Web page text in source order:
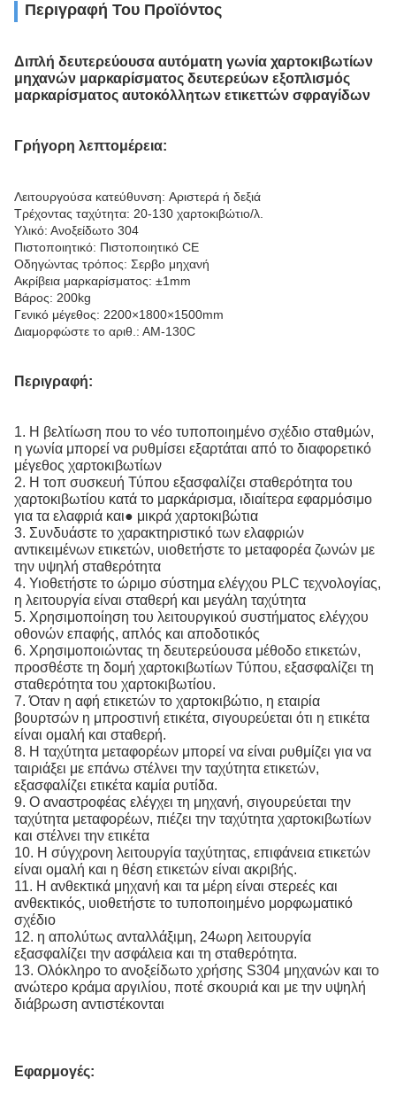
Περιγραφή Του Προϊόντος
Διπλή δευτερεύουσα αυτόματη γωνία χαρτοκιβωτίων
μηχανών μαρκαρίσματος δευτερεύων εξοπλισμός
μαρκαρίσματος αυτοκόλλητων ετικεττών σφραγίδων
Γρήγορη λεπτομέρεια:
Λειτουργούσα κατεύθυνση: Αριστερά ή δεξιά
Τρέχοντας ταχύτητα: 20-130 χαρτοκιβώτιο/λ.
Υλικό: Ανοξείδωτο 304
Πιστοποιητικό: Πιστοποιητικό CE
Οδηγώντας τρόπος: Σερβο μηχανή
Ακρίβεια μαρκαρίσματος: ±1mm
Βάρος: 200kg
Γενικό μέγεθος: 2200×1800×1500mm
Διαμορφώστε το αριθ.: ΑΜ-130C
Περιγραφή:
1. Η βελτίωση που το νέο τυποποιημένο σχέδιο σταθμών,
η γωνία μπορεί να ρυθμίσει εξαρτάται από το διαφορετικό
μέγεθος χαρτοκιβωτίων
2. Η τοπ συσκευή Τύπου εξασφαλίζει σταθερότητα του
χαρτοκιβωτίου κατά το μαρκάρισμα, ιδιαίτερα εφαρμόσιμο
για τα ελαφριά και● μικρά χαρτοκιβώτια
3. Συνδυάστε το χαρακτηριστικό των ελαφριών
αντικειμένων ετικετών, υιοθετήστε το μεταφορέα ζωνών με
την υψηλή σταθερότητα
4. Υιοθετήστε το ώριμο σύστημα ελέγχου PLC τεχνολογίας,
η λειτουργία είναι σταθερή και μεγάλη ταχύτητα
5. Χρησιμοποίηση του λειτουργικού συστήματος ελέγχου
οθονών επαφής, απλός και αποδοτικός
6. Χρησιμοποιώντας τη δευτερεύουσα μέθοδο ετικετών,
προσθέστε τη δομή χαρτοκιβωτίων Τύπου, εξασφαλίζει τη
σταθερότητα του χαρτοκιβωτίου.
7. Όταν η αφή ετικετών το χαρτοκιβώτιο, η εταιρία
βουρτσών η μπροστινή ετικέτα, σιγουρεύεται ότι η ετικέτα
είναι ομαλή και σταθερή.
8. Η ταχύτητα μεταφορέων μπορεί να είναι ρυθμίζει για να
ταιριάξει με επάνω στέλνει την ταχύτητα ετικετών,
εξασφαλίζει ετικέτα καμία ρυτίδα.
9. Ο αναστροφέας ελέγχει τη μηχανή, σιγουρεύεται την
ταχύτητα μεταφορέων, πιέζει την ταχύτητα χαρτοκιβωτίων
και στέλνει την ετικέτα
10. Η σύγχρονη λειτουργία ταχύτητας, επιφάνεια ετικετών
είναι ομαλή και η θέση ετικετών είναι ακριβής.
11. Η ανθεκτικά μηχανή και τα μέρη είναι στερεές και
ανθεκτικός, υιοθετήστε το τυποποιημένο μορφωματικό
σχέδιο
12. η απολύτως ανταλλάξιμη, 24ωρη λειτουργία
εξασφαλίζει την ασφάλεια και τη σταθερότητα.
13. Ολόκληρο το ανοξείδωτο χρήσης S304 μηχανών και το
ανώτερο κράμα αργιλίου, ποτέ σκουριά και με την υψηλή
διάβρωση αντιστέκονται
Εφαρμογές: